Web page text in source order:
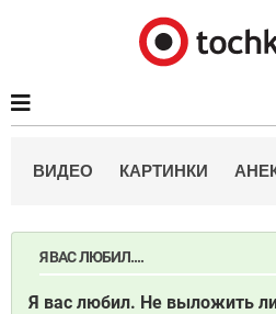
ВИДЕО КАРТИНКИ
Я ВАС ЛЮБИЛ....
Я вас любил. Не выложить